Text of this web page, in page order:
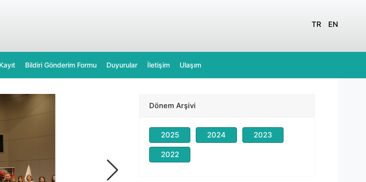
TR EN
Kayıt Bildiri Gönderim Formu Duyurular İletişim Ulaşım
Dönem Arşivi
2025 2024 2023
2022